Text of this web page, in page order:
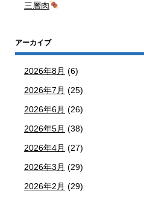
三層肉
アーカイブ
2026年8月 (6)
2026年7月 (25)
2026年6月 (26)
2026年5月 (38)
2026年4月 (27)
2026年3月 (29)
2026年2月 (29)